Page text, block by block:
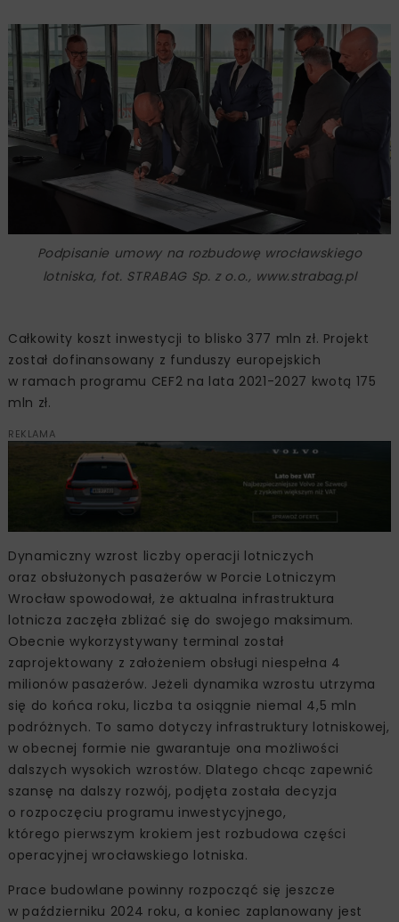
Podpisanie umowy na rozbudowę wrocławskiego
lotniska, fot. STRABAG Sp. z o.o., www.strabag.pl
Całkowity koszt inwestycji to blisko 377 mln zł. Projekt
został dofinansowany z funduszy europejskich
w ramach programu CEF2 na lata 2021-2027 kwotą 175
mln zł.
REKLAMA
Dynamiczny wzrost liczby operacji lotniczych
oraz obsłużonych pasażerów w Porcie Lotniczym
Wrocław spowodował, że aktualna infrastruktura
lotnicza zaczęła zbliżać się do swojego maksimum.
Obecnie wykorzystywany terminal został
zaprojektowany z założeniem obsługi niespełna 4
milionów pasażerów. Jeżeli dynamika wzrostu utrzyma
się do końca roku, liczba ta osiągnie niemal 4,5 mln
podróżnych. To samo dotyczy infrastruktury lotniskowej,
w obecnej formie nie gwarantuje ona możliwości
dalszych wysokich wzrostów. Dlatego chcąc zapewnić
szansę na dalszy rozwój, podjęta została decyzja
o rozpoczęciu programu inwestycyjnego,
którego pierwszym krokiem jest rozbudowa części
operacyjnej wrocławskiego lotniska.
Prace budowlane powinny rozpocząć się jeszcze
w październiku 2024 roku, a koniec zaplanowany jest